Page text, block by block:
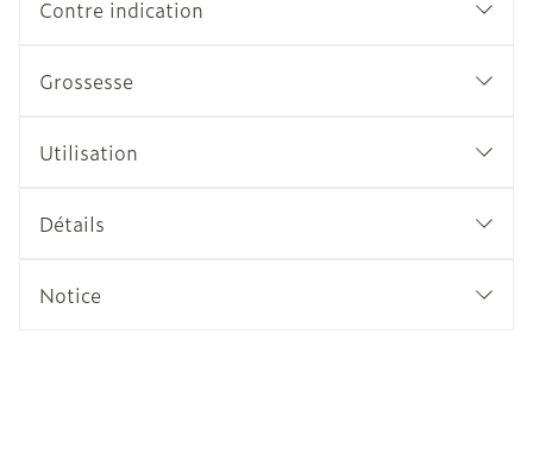
Contre indication
Grossesse
Utilisation
Détails
Notice